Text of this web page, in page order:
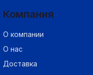
Компания
О компании
О нас
Доставка